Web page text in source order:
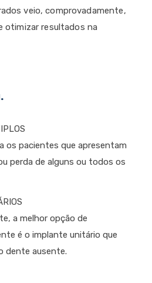
veio, comprovadamente,
otimizar resultados na
os pacientes que apresentam
perda de alguns ou todos os
a melhor opção de
é o implante unitário que
dente ausente.